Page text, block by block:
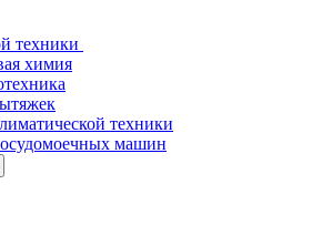
техники
химия
техники
машин